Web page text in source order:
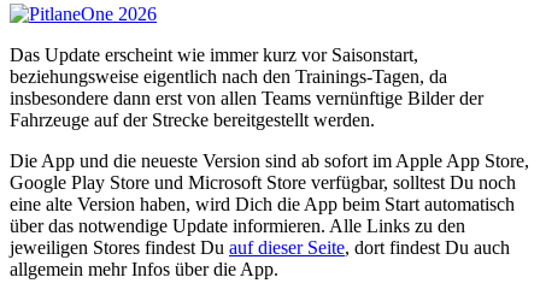
Das Update erscheint wie immer kurz vor Saisonstart,
beziehungsweise eigentlich nach den Trainings-Tagen, da
insbesondere dann erst von allen Teams vernünftige Bilder der
Fahrzeuge auf der Strecke bereitgestellt werden.
Die App und die neueste Version sind ab sofort im Apple App Store,
Google Play Store und Microsoft Store verfügbar, solltest Du noch
eine alte Version haben, wird Dich die App beim Start automatisch
über das notwendige Update informieren. Alle Links zu den
jeweiligen Stores findest Du auf dieser Seite, dort findest Du auch
allgemein mehr Infos über die App.